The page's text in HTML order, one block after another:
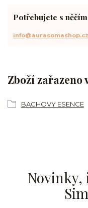
Zboží
BACHOVY ESENCE
Potřebujete s
info@aurasomashop.cz
Novinky,